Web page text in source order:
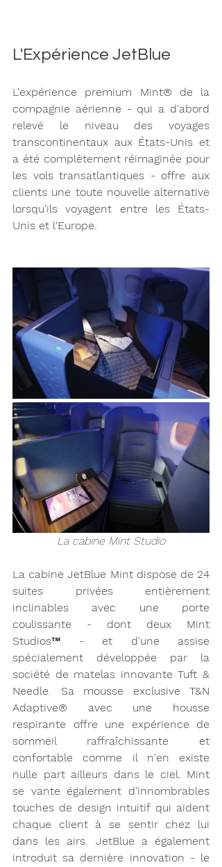
L'Expérience JetBlue
L'expérience premium Mint® de la
compagnie aérienne - qui a d'abord
relevé le niveau des voyages
transcontinentaux aux États-Unis et
a été complètement réimaginée pour
les vols transatlantiques - offre aux
clients une toute nouvelle alternative
lorsqu'ils voyagent entre les États-
Unis et l'Europe.
La cabine Mint Studio
La cabine JetBlue Mint dispose de 24
suites privées entièrement
inclinables avec une porte
coulissante - dont deux Mint
Studios™ - et d'une assise
spécialement développée par la
société de matelas innovante Tuft &
Needle. Sa mousse exclusive T&N
Adaptive® avec une housse
respirante offre une expérience de
sommeil raffraîchissante et
confortable comme il n'en existe
nulle part ailleurs dans le ciel. Mint
se vante également d'innombrables
touches de design intuitif qui aident
chaque client à se sentir chez lui
dans les airs. JetBlue a également
introduit sa dernière innovation - le